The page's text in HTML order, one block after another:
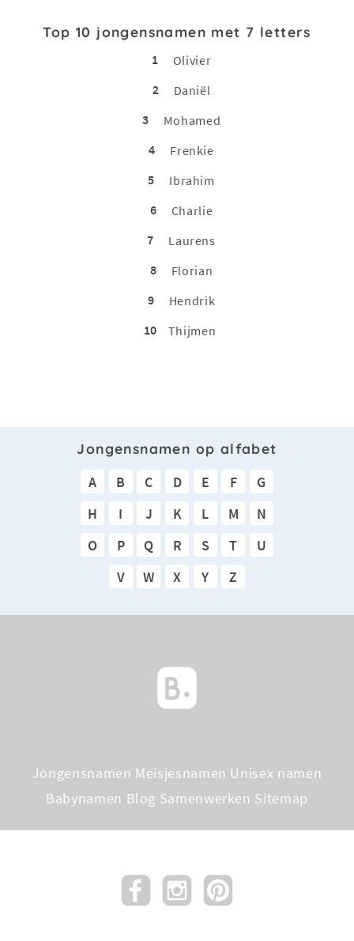
Top 10 jongensnamen met 7 letters
1
Olivier
2
Daniël
3
Mohamed
4
Frenkie
5
Ibrahim
6
Charlie
7
Laurens
8
Florian
9
Hendrik
10
Thijmen
Jongensnamen op alfabet
A B C D E F
G
H
I J K L M
N
O
P Q R S T
U
V
W X Y Z
Jongensnamen Meisjesnamen Unisex namen
Babynamen Blog Samenwerken Sitemap